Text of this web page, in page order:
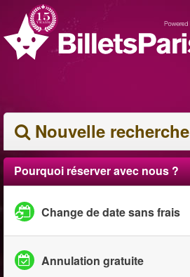
Nouvelle recherche
Pourquoi réserver avec nous ?
Change de date sans frais
Annulation gratuite